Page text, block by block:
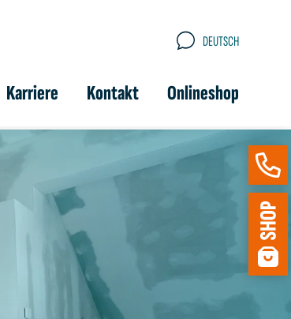
DEUTSCH
Karriere Kontakt Onlineshop